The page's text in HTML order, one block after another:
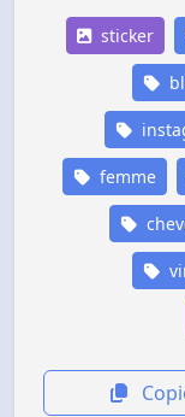
sticker
femme